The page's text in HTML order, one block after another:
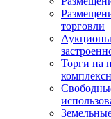
торговли
Аукционы
Торги на